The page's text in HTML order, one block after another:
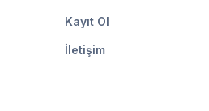
Kayıt Ol
İletişim